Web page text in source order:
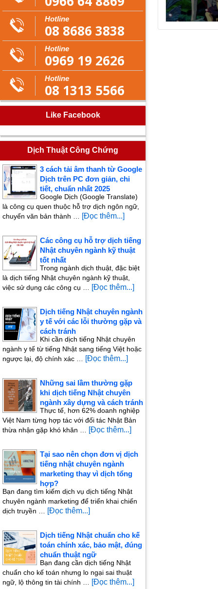
Hotline
08 8686 3838
Hotline
0969 19 2626
Hotline
08 1313 5566
Like Facebook
Dịch Thuật Công Chứng
3 cách tải âm thanh từ Google
Dịch trên PC đơn giản, chi
tiết, chuẩn nhất 2025
Google Dịch (Google Translate)
là công cụ quen thuộc hỗ trợ dịch ngôn ngữ,
chuyển văn bản thành …
[Đọc thêm...]
Các công cụ hỗ trợ dịch tiếng
Nhật chuyên ngành kỹ thuật
tốt nhất
Trong ngành dịch thuật, đặc biệt
là dịch tiếng Nhật chuyên ngành kỹ thuật,
việc sử dụng các công cụ …
[Đọc thêm...]
Dịch tiếng Nhật chuyên ngành
y tế với các lỗi thường gặp và
cách tránh
Khi cần dịch tiếng Nhật chuyên
ngành y tế từ tiếng Nhật sang tiếng Việt hoặc
ngược lại, độ chính xác …
[Đọc thêm...]
Những sai lầm thường gặp
khi dịch tiếng Nhật chuyên
ngành xây dựng và cách tránh
Thực tế, hơn 62% doanh nghiệp
Việt Nam từng hợp tác với đối tác Nhật Bản
thừa nhận gặp khó khăn …
[Đọc thêm...]
Tại sao nên chọn đơn vị dịch
tiếng nhật chuyên ngành
marketing thay vì dịch tổng
hợp?
Bạn đang tìm kiếm dịch vụ dịch tiếng Nhật
chuyên ngành marketing để triển khai chiến
dịch truyền …
[Đọc thêm...]
Dịch tiếng Nhật chuẩn cho kế
toán chính xác, bảo mật, đúng
chuẩn thuật ngữ
Bạn đang cần dịch tiếng Nhật
chuẩn cho kế toán nhưng lo ngại sai thuật
ngữ, lộ thông tin tài chính …
[Đọc thêm...]